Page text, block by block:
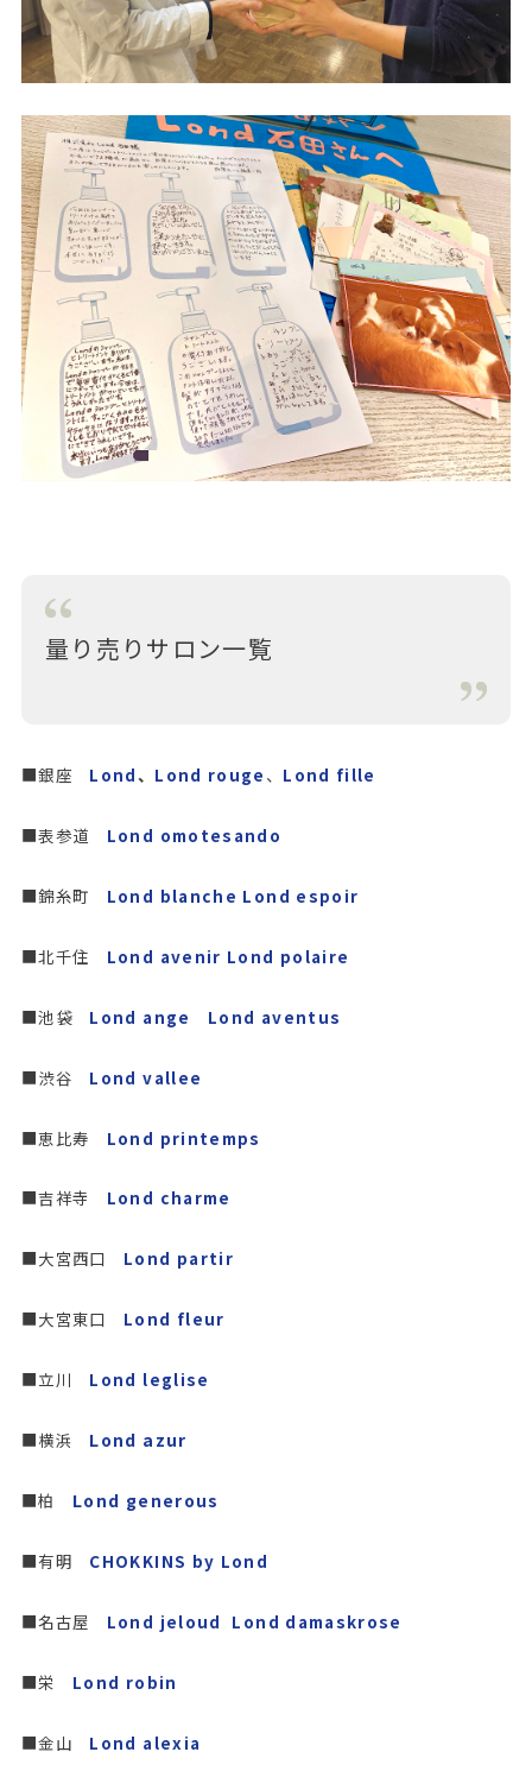
量り売りサロン一覧
■銀座 Lond 、 Lond rouge 、 Lond fille
■表参道 Lond omotesando
■錦糸町 Lond blanche Lond espoir
■北千住 Lond avenir Lond polaire
■池袋 Lond ange Lond aventus
■渋谷 Lond vallee
■恵比寿 Lond printemps
■吉祥寺 Lond charme
■大宮西口 Lond partir
■大宮東口 Lond fleur
■立川 Lond leglise
■横浜 Lond azur
■柏 Lond generous
■有明 CHOKKINS by Lond
■名古屋 Lond jeloud Lond damaskrose
■栄 Lond robin
■金山 Lond alexia